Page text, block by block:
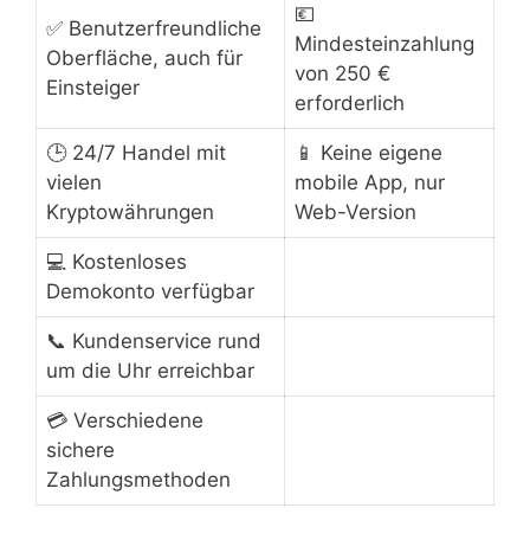
✅ Benutzerfreundliche
Oberfläche, auch für
Einsteiger
💶
Mindesteinzahlung
von 250 €
erforderlich
🕒 24/7 Handel mit
vielen
Kryptowährungen
📱 Keine eigene
mobile App, nur
Web-Version
💻 Kostenloses
Demokonto verfügbar
📞 Kundenservice rund
um die Uhr erreichbar
💳 Verschiedene
sichere
Zahlungsmethoden